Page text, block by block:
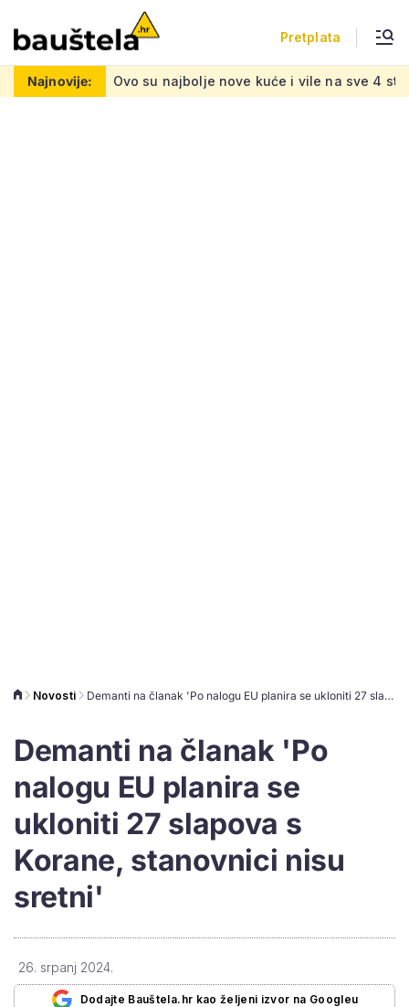
Pretplata
Najnovije:
su najbolje nove kuće i vile na sve 4 strane svijeta:
Novosti Demanti na članak 'Po nalogu EU planira se ukloniti 27 slapova s Korane, stanovnici nisu sretni'
Demanti na članak 'Po
nalogu EU planira se
ukloniti 27 slapova s
Korane, stanovnici nisu
sretni'
26. srpanj 2024.
Dodajte Bauštela.hr kao željeni izvor na Googleu